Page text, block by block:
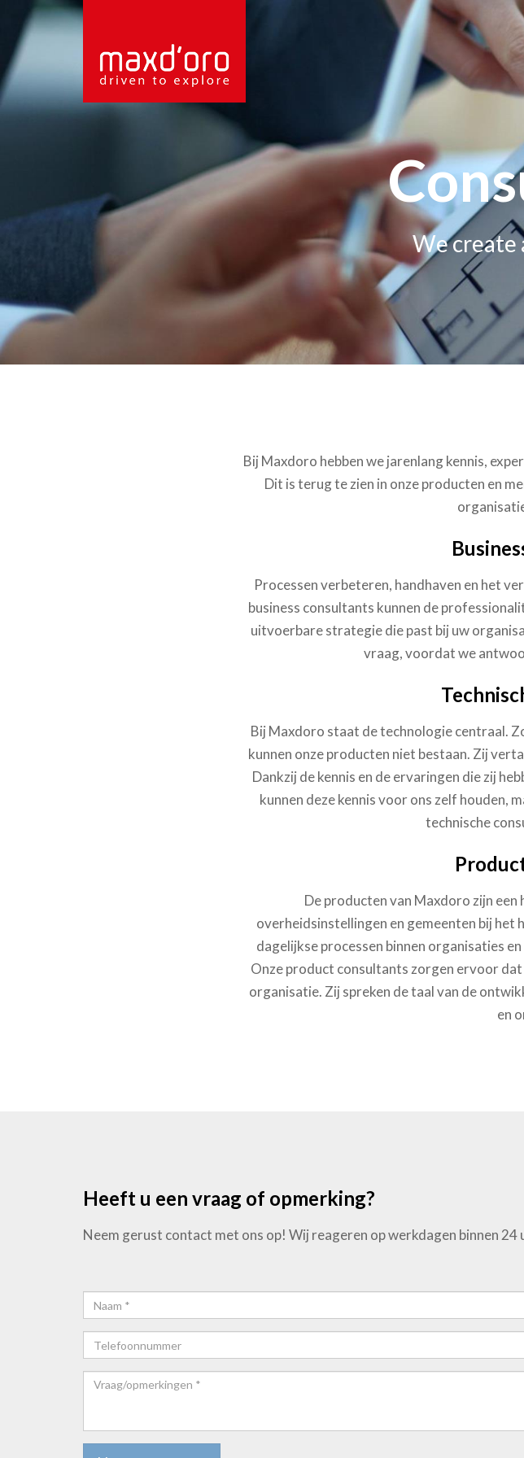
We create
Bij Maxdoro hebben we jarenlang kennis,
Dit is terug te zien in onze producten en
Processen verbeteren, handhaven en het
business consultants kunnen de
uitvoerbare strategie die past bij uw
vraag, voordat we
Bij Maxdoro staat de technologie centraal.
kunnen onze producten niet bestaan. Zij
Dankzij de kennis en de ervaringen die zij
kunnen deze kennis voor ons zelf houden,
technische
De producten van Maxdoro zijn
overheidsinstellingen en gemeenten bij
dagelijkse processen binnen organisaties
Onze product consultants zorgen ervoor
organisatie. Zij spreken de taal van de
en
Heeft u een vraag of opmerking?
Neem gerust contact met ons op! Wij reageren op werkdagen binnen 24
Naam*
Telefoonnummer
Vraag/opmerkingen